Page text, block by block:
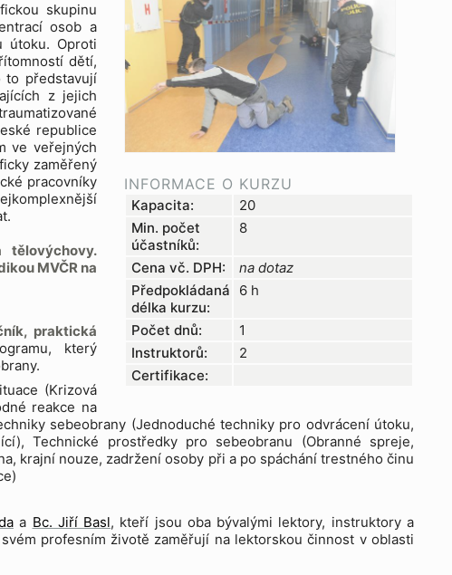
INFORMACE O KURZU
Kapacita:
20
Min. počet
účastníků:
8
Cena vč. DPH:
na dotaz
Předpokládaná
délka kurzu:
6 h
Počet dnů:
1
Instruktorů:
2
Certifikace:
skupinu
osob a
útoku. Oproti
dětí,
to představují
z jejich
republice
ve veřejných
zaměřený
pracovníky
MVČR na
praktická
který
(Krizová
reakce na
sebeobrany (Jednoduché techniky pro odvrácení útoku,
Technické prostředky pro sebeobranu (Obranné spreje,
krajní nouze, zadržení osoby při a po spáchání trestného činu
a Bc. Jiří Basl, kteří jsou oba bývalými lektory, instruktory a
profesním životě zaměřují na lektorskou činnost v oblasti